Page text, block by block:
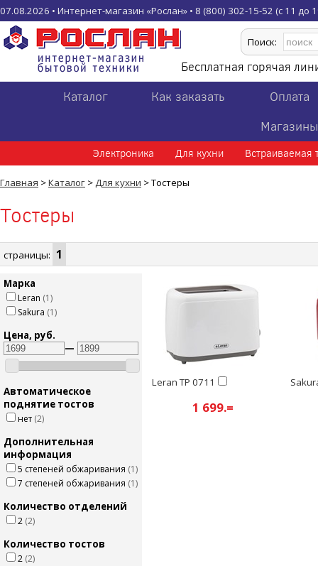
07.08.2026 • Интернет-магазин «Рослан» • 8 (800) 302-15-52 (с 11 до
Поиск:
Бесплатная горячая
Каталог Как заказать
Оплата
Магазины
Электроника Для кухни Встраиваемая
Главная >Каталог >Для кухни > Тостеры
Тостеры
страницы: 1
Марка
Leran (1)
Sakura (1)
Цена, руб.
—
Автоматическое
поднятие тостов
нет (2)
Дополнительная
информация
5 степеней обжаривания (1)
7 степеней обжаривания (1)
Количество отделений
2 (2)
Количество тостов
2 (2)
Leran TP 0711
1 699.=